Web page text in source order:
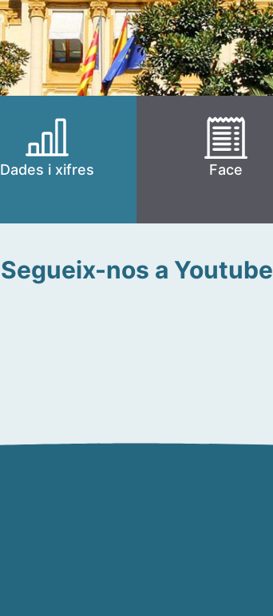
Dades i xifres Face
Segueix-nos a Youtube